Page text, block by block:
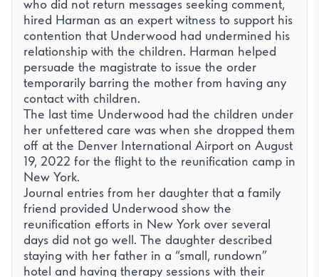
who did not return messages seeking comment,
hired Harman as an expert witness to support his
contention that Underwood had undermined his
relationship with the children. Harman helped
persuade the magistrate to issue the order
temporarily barring the mother from having any
contact with children.
The last time Underwood had the children under
her unfettered care was when she dropped them
off at the Denver International Airport on August
19, 2022 for the flight to the reunification camp in
New York.
Journal entries from her daughter that a family
friend provided Underwood show the
reunification efforts in New York over several
days did not go well. The daughter described
staying with her father in a “small, rundown”
hotel and having therapy sessions with their